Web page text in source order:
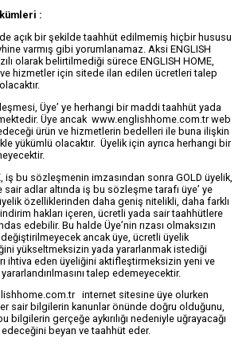
:
açık bir şekilde taahhüt edilmemiş hiçbir hususu
varmış gibi yorumlanamaz. Aksi ENGLISH
olarak belirtilmediği sürece ENGLISH HOME,
hizmetler için sitede ilan edilen ücretleri talep
Üye’ ye herhangi bir maddi taahhüt yada
Üye ancak www.englishhome.com.tr web
ürün ve hizmetlerin bedelleri ile buna ilişkin
yükümlü olacaktır. Üyelik için ayrıca herhangi bir
iş bu sözleşmenin imzasından sonra GOLD üyelik,
sair adlar altında iş bu sözleşme tarafı üye’ ye
özelliklerinden daha geniş nitelikli, daha farklı
indirim hakları içeren, ücretli yada sair taahhütlere
edebilir. Bu halde Üye’nin rızası olmaksızın
ancak üye, ücretli üyelik
yükseltmeksizin yada yararlanmak istediği
ihtiva eden üyeliğini aktifleştirmeksizin yeni ve
talep edemeyecektir.
internet sitesine üye olurken
sair bilgilerin kanunlar önünde doğru olduğunu,
bilgilerin gerçeğe aykırılığı nedeniyle uğrayacağı
beyan ve taahhüt eder.